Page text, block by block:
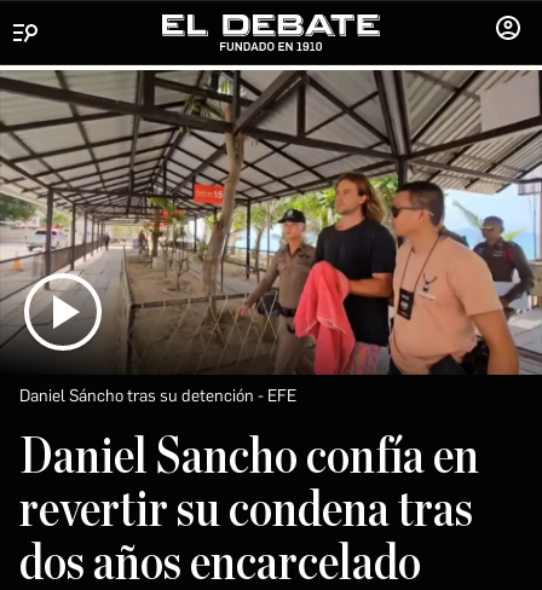
SESIÓN
Daniel Sáncho tras su detención EFE
Daniel Sancho confía en
revertir su condena tras
dos años encarcelado